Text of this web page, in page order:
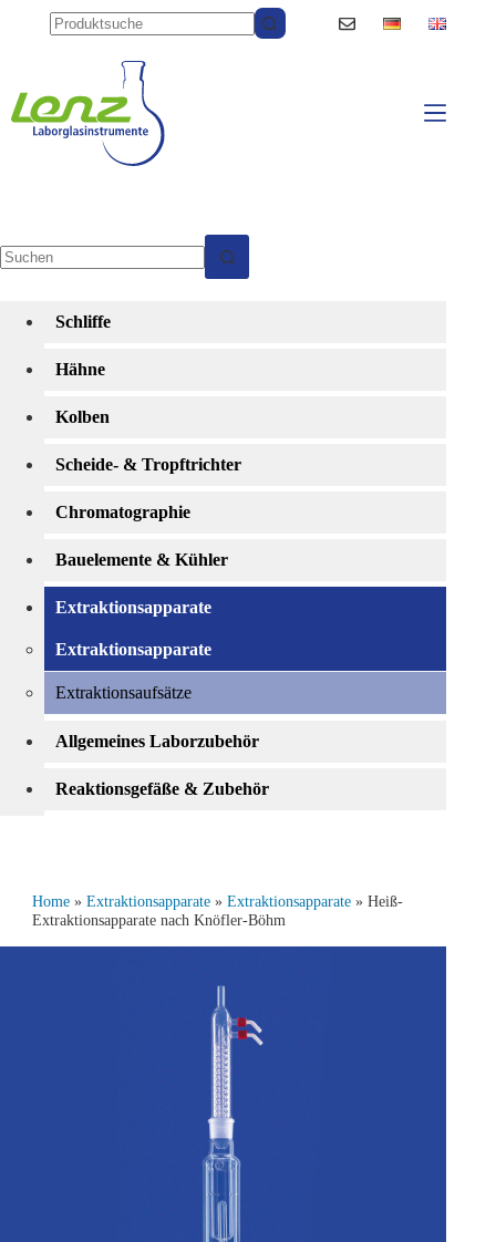
Home» Extraktionsapparate» Extraktionsapparate» Heiß-
Extraktionsapparate nach Knöfler-Böhm
Schliffe
Hähne
Kolben
Scheide- & Tropftrichter
Chromatographie
Bauelemente & Kühler
Extraktionsapparate
Extraktionsapparate
Extraktionsaufsätze
Allgemeines Laborzubehör
Reaktionsgefäße & Zubehör